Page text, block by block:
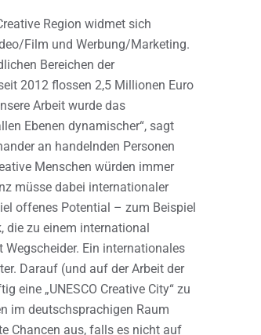
Region widmet sich
Film und Werbung/Marketing.
Bereichen der
2012 flossen 2,5 Millionen Euro
Arbeit wurde das
Ebenen dynamischer“, sagt
an handelnden Personen
Menschen würden immer
müsse dabei internationaler
offenes Potential – zum Beispiel
die zu einem international
Ein internationales
Darauf (und auf der Arbeit der
eine „UNESCO Creative City“ zu
im deutschsprachigen Raum
Chancen aus, falls es nicht auf